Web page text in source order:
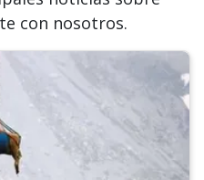
con nosotros.